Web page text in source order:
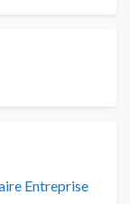
Entreprise